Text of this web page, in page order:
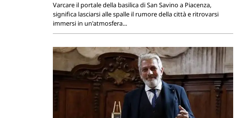
Varcare il portale della basilica di San Savino a Piacenza,
significa lasciarsi alle spalle il rumore della città e ritrovarsi
immersi in un'atmosfera...